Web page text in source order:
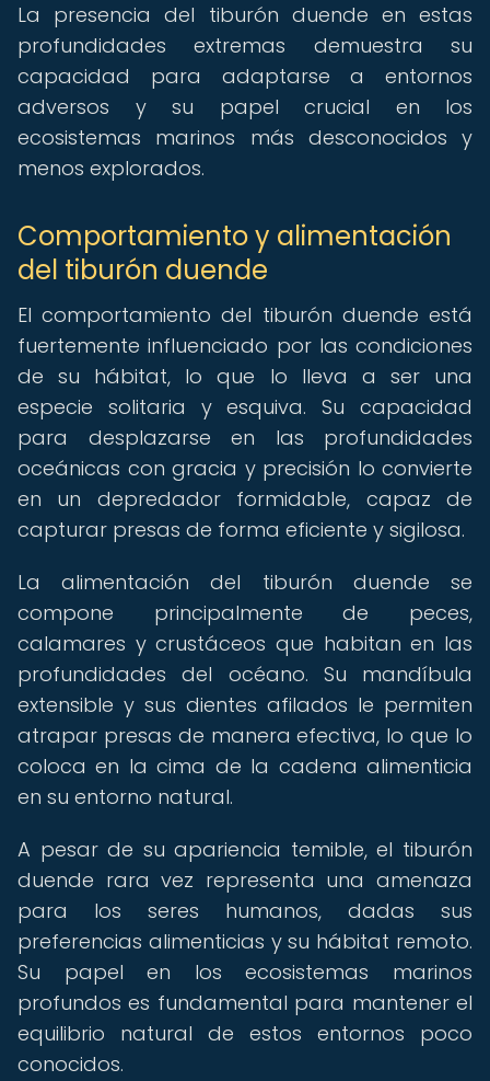
La presencia del tiburón duende en estas
profundidades extremas demuestra su
capacidad para adaptarse a entornos
adversos y su papel crucial en los
ecosistemas marinos más desconocidos y
menos explorados.
Comportamiento y alimentación
del tiburón duende
El comportamiento del tiburón duende está
fuertemente influenciado por las condiciones
de su hábitat, lo que lo lleva a ser una
especie solitaria y esquiva. Su capacidad
para desplazarse en las profundidades
oceánicas con gracia y precisión lo convierte
en un depredador formidable, capaz de
capturar presas de forma eficiente y sigilosa.
La alimentación del tiburón duende se
compone principalmente de peces,
calamares y crustáceos que habitan en las
profundidades del océano. Su mandíbula
extensible y sus dientes afilados le permiten
atrapar presas de manera efectiva, lo que lo
coloca en la cima de la cadena alimenticia
en su entorno natural.
A pesar de su apariencia temible, el tiburón
duende rara vez representa una amenaza
para los seres humanos, dadas sus
preferencias alimenticias y su hábitat remoto.
Su papel en los ecosistemas marinos
profundos es fundamental para mantener el
equilibrio natural de estos entornos poco
conocidos.